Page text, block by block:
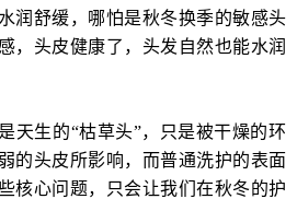
润舒缓，哪怕是秋冬换季的敏感头
，头皮健康了，头发自然也能水润
天生的“枯草头”，只是被干燥的环
的头皮所影响，而普通洗护的表面
核心问题，只会让我们在秋冬的护